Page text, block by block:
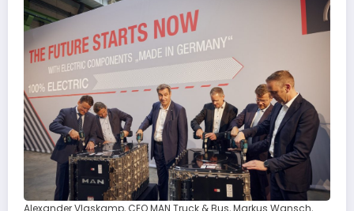
Alexander Vlaskamp, CEO MAN Truck & Bus, Markus Wansch,